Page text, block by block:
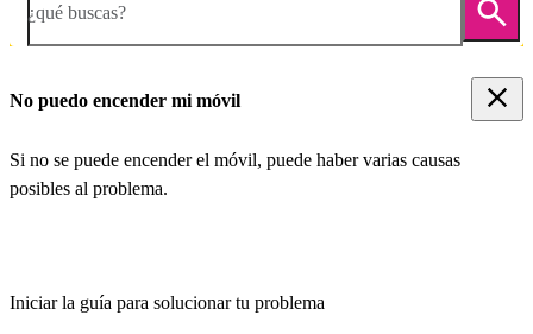
¿qué buscas?
No puedo encender mi móvil
Si no se puede encender el móvil, puede haber varias causas
posibles al problema.
Iniciar la guía para solucionar tu problema